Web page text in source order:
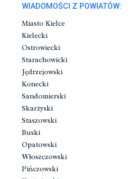
WIADOMOŚCI Z POWIATÓW:
Miasto Kielce
Kielecki
Ostrowiecki
Starachowicki
Jędrzejowski
Konecki
Sandomierski
Skarżyski
Staszowski
Buski
Opatowski
Włoszczowski
Pińczowski